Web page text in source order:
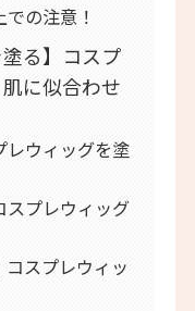
の注意！
塗る】コスプ
に似合わせ
レウィッグを塗
スプレウィッグ
コスプレウィッ